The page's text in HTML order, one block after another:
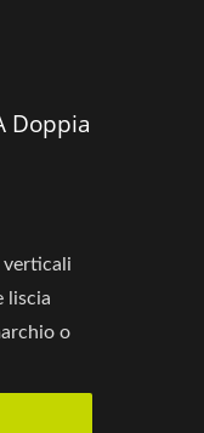
Doppia
verticali
liscia
o